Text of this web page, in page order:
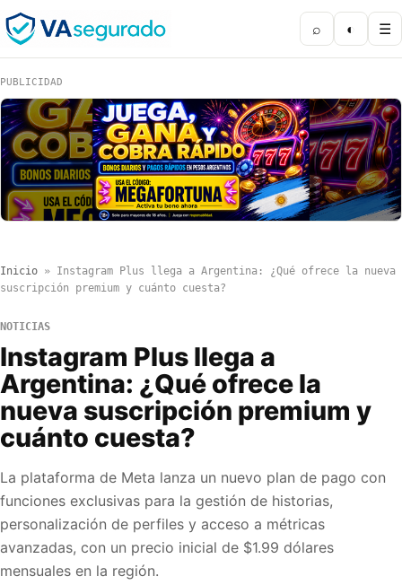
⌕ ◐ ☰
PUBLICIDAD
Inicio » Instagram Plus llega a Argentina: ¿Qué ofrece la nueva
suscripción premium y cuánto cuesta?
NOTICIAS
Instagram Plus llega a
Argentina: ¿Qué ofrece la
nueva suscripción premium y
cuánto cuesta?
La plataforma de Meta lanza un nuevo plan de pago con
funciones exclusivas para la gestión de historias,
personalización de perfiles y acceso a métricas
avanzadas, con un precio inicial de $1.99 dólares
mensuales en la región.